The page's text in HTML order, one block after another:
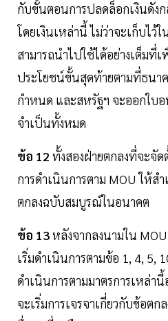
กับขั้นตอนการปลดล็อกเงินดังก
โดยเงินเหล่านี้ ไม่ว่าจะเก็บไ
สามารถนำไปใช้ได้อย่างเต็มที่
ประโยชน์ขั้นสุดท้ายตามที่ธนา
กำหนด และสหรัฐฯ จะออกใบ
จำเป็นทั้งหมด
ข้อ 12 ทั้งสองฝ่ายตกลงที่จะจั
การดำเนินการตาม MOU ให้ส
ตกลงฉบับสมบูรณ์ในอนาคต
ข้อ 13หลังจากลงนามใน
เริ่มดำเนินการตามข้อ 1, 4, 5,
ดำเนินการตามมาตรการเหล่า
จะเริ่มการเจรจาเกี่ยวกับข้อต